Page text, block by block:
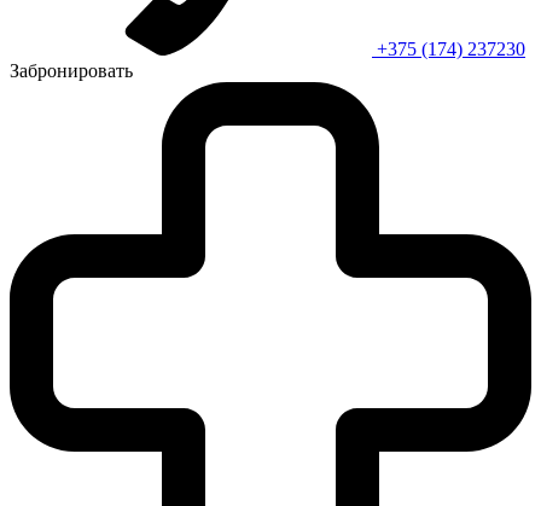
+375 (174) 237230
Забронировать